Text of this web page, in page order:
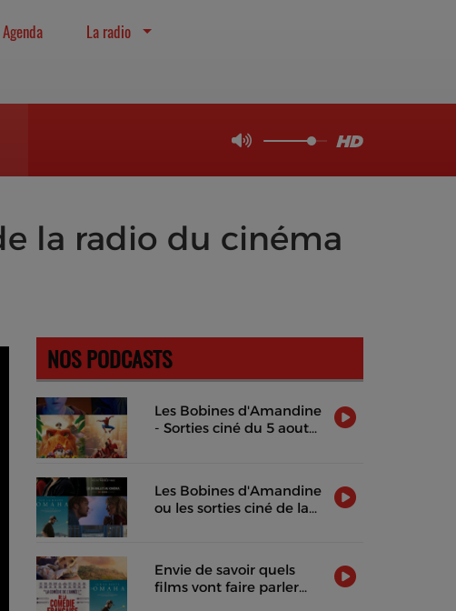
Agenda La radio
la radio du cinéma
NOS PODCASTS
Les Bobines d'Amandine
- Sorties ciné du 5 aout
Les Bobines d'Amandine
ou les sorties ciné de la
Envie de savoir quels
films vont faire parler